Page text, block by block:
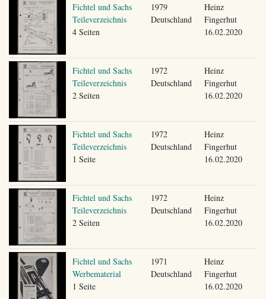
Fichtel und Sachs
Teileverzeichnis
4 Seiten
1979
Deutschland
Heinz
Fingerhut
16.02.2020
Fichtel und Sachs
Teileverzeichnis
2 Seiten
1972
Deutschland
Heinz
Fingerhut
16.02.2020
Fichtel und Sachs
Teileverzeichnis
1 Seite
1972
Deutschland
Heinz
Fingerhut
16.02.2020
Fichtel und Sachs
Teileverzeichnis
2 Seiten
1972
Deutschland
Heinz
Fingerhut
16.02.2020
Fichtel und Sachs
Werbematerial
1 Seite
1971
Deutschland
Heinz
Fingerhut
16.02.2020